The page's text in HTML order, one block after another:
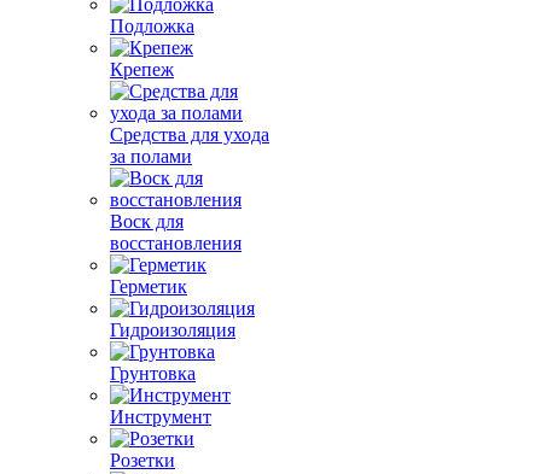
Подложка
Крепеж
Средства для ухода
за полами
Воск для
восстановления
Герметик
Гидроизоляция
Грунтовка
Инструмент
Розетки